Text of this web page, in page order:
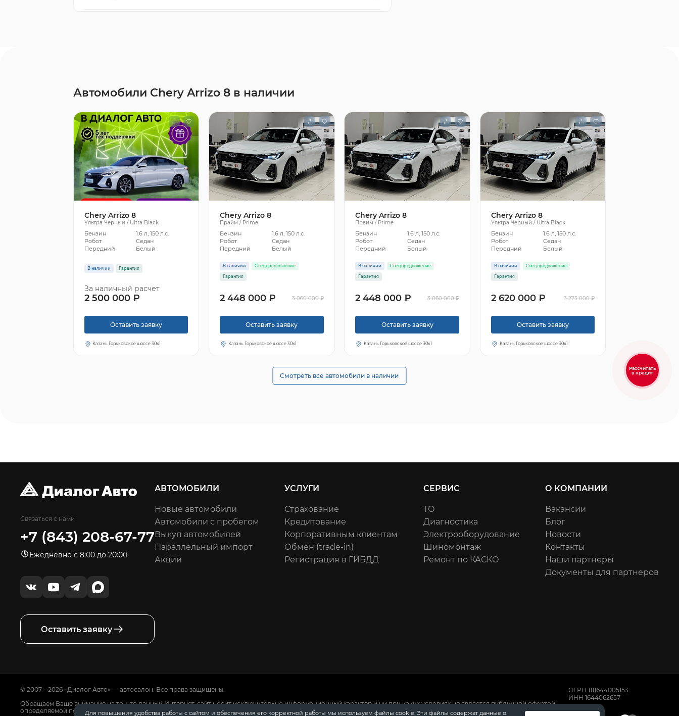
Автомобили Chery Arrizo 8 в наличии
Chery Arrizo 8
Ультра Черный / Ultra Black
Бензин
1.6 л, 150 л.с.
Робот
Седан
Передний
Белый
В наличии Гарантия
За наличный расчет
2 500 000 ₽
Оставить заявку
Казань Горьковское шоссе 30к1
Chery Arrizo 8
Прайм / Prime
Бензин
1.6 л, 150 л.с.
Робот
Седан
Передний
Белый
В наличии Спецпредложение
Гарантия
2 448 000 ₽ 3 060 000 ₽
Оставить заявку
Казань Горьковское шоссе 30к1
Chery Arrizo 8
Прайм / Prime
Бензин
1.6 л, 150 л.с.
Робот
Седан
Передний
Белый
В наличии Спецпредложение
Гарантия
2 448 000 ₽ 3 060 000 ₽
Оставить заявку
Казань Горьковское шоссе 30к1
Chery Arrizo 8
Ультра Черный / Ultra Black
Бензин
1.6 л, 150 л.с.
Робот
Седан
Передний
Белый
В наличии Спецпредложение
Гарантия
2 620 000 ₽ 3 275 000 ₽
Оставить заявку
Казань Горьковское шоссе 30к1
Смотреть все автомобили в наличии
Связаться с нами
+7 (843) 208-67-77
Ежедневно с 8:00 до 20:00
Оставить заявку
АВТОМОБИЛИ
Новые автомобили
Автомобили с пробегом
Выкуп автомобилей
Параллельный импорт
Акции
УСЛУГИ
Страхование
Кредитование
Корпоративным клиентам
Обмен (trade-in)
Регистрация в ГИБДД
СЕРВИС
ТО
Диагностика
Электрооборудование
Шиномонтаж
Ремонт по КАСКО
О КОМПАНИИ
Вакансии
Блог
Новости
Контакты
Наши партнеры
Документы для партнеров
© 2007—2026 «Диалог Авто» — автосалон. Все права защищены.
Обращаем Ваше внимание на то, что данный Интернет-сайт носит исключительно информационный характер и ни при каких условиях не является публичной офертой,
определяемой положениями Статьи 437 Гражданского Кодекса Российской Федерации.Для получения подробной информации о стоимости автомобилей обращайтесь к
ОГРН 1111644005153
ИНН 1644062657
Для повышения удобства работы с сайтом и обеспечения его корректной работы мы используем файлы cookie. Эти файлы содержат данные о
Рассчитать
в кредит